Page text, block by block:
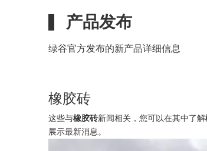
产品发布
绿谷官方发布的新产品详细信息
橡胶砖
这些与橡胶砖新闻相关，您可以在其中了解
展示最新消息。